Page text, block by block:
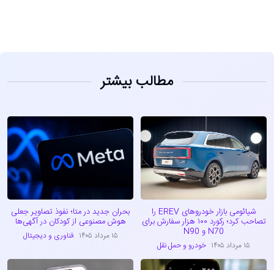
مطالب بیشتر
شیائومی بازار خودروهای EREV را
تصاحب کرد؛ رکورد ۱۰۰ هزار سفارش برای
N70 و N90
۱۵ مرداد ۱۴۰۵ خودرو و حمل نقل
بحران جدید در متا؛ نفوذ تصاویر جعلی
هوش مصنوعی از کودکان در آگهی‌ها
۱۵ مرداد ۱۴۰۵ فناوری و دیجیتال